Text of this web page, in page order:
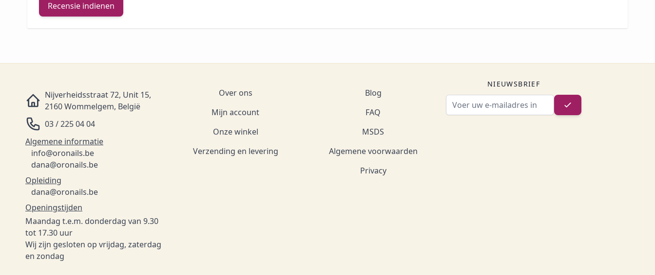
Recensie indienen
Nijverheidsstraat 72, Unit 15,
2160 Wommelgem, België
03 / 225 04 04
Algemene informatie
info@oronails.be
dana@oronails.be
Opleiding
dana@oronails.be
Openingstijden
Maandag t.e.m. donderdag van 9.30
tot 17.30 uur
Wij zijn gesloten op vrijdag, zaterdag
en zondag
Over ons
Mijn account
Onze winkel
Verzending en levering
Blog
FAQ
MSDS
Algemene voorwaarden
Privacy
NIEUWSBRIEF
E-mailadres